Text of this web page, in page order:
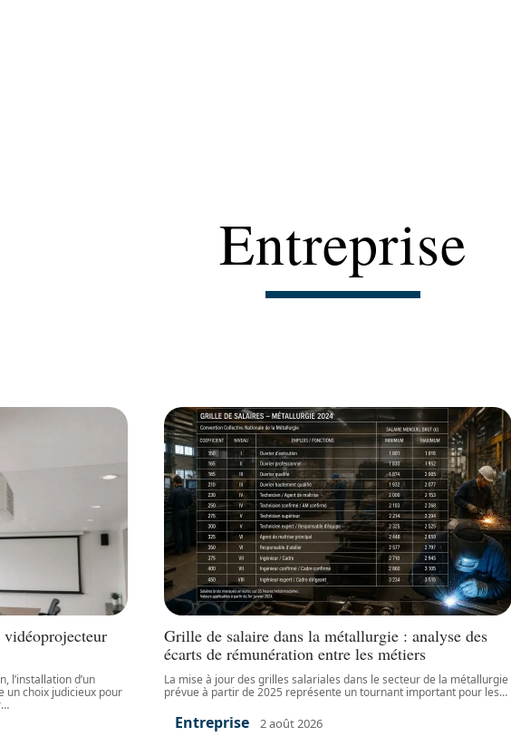
Entreprise
l’installation d’un
un choix judicieux pour
…
Grille de salaire dans la métallurgie : analyse des
écarts de rémunération entre les métiers
La mise à jour des grilles salariales dans le secteur de la métallurgie
prévue à partir de 2025 représente un tournant important pour les…
Entreprise 2 août 2026